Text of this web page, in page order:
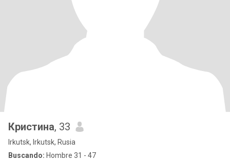
Кристина, 33
Irkutsk, Irkutsk, Rusia
Buscando: Hombre 31 - 47